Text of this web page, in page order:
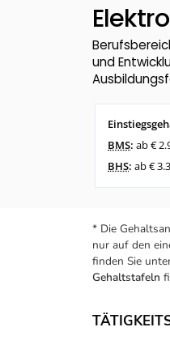
und
BMS: ab €
BHS: ab €
* Die
nur auf den
finden Sie
Gehaltstafeln